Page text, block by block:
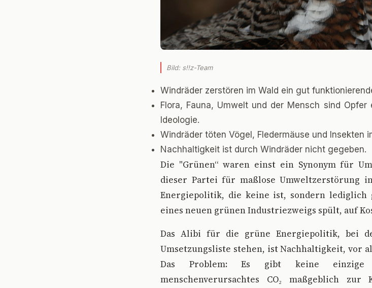
Bild: s!!z-Team
Windräder zerstören im Wald ein gut
Flora, Fauna, Umwelt und der Mensch sind
Ideologie.
Windräder töten Vögel, Fledermäuse und Insekten
Nachhaltigkeit ist durch Windräder nicht gegeben.
Die "Grünen“ waren einst ein Synonym für
dieser Partei für maßlose Umweltzerstörung
Energiepolitik, die keine ist, sondern lediglich
eines neuen grünen Industriezweigs spült, auf
Das Alibi für die grüne Energiepolitik, bei
Umsetzungsliste stehen, ist Nachhaltigkeit, vor
Das Problem: Es gibt keine einzige
menschenverursachtes CO₂ maßgeblich